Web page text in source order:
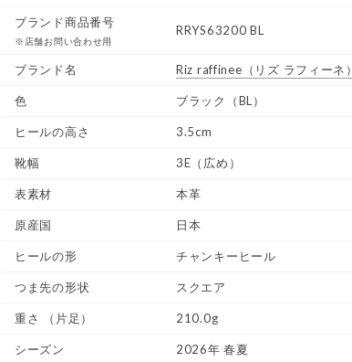
ブランド商品番号
※店舗お問い合わせ用
RRYS63200 BL
ブランド名 Riz raffinee （リズ ラフィーネ）
色 ブラック（BL）
ヒールの高さ 3.5cm
靴幅 3E（広め）
表素材 本革
原産国 日本
ヒールの形 チャンキーヒール
つま先の形状 スクエア
重さ （片足） 210.0g
シーズン 2026年 春夏